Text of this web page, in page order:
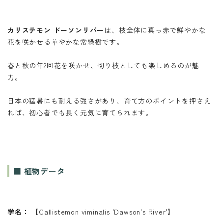
カリステモン ドーソンリバー は、枝全体に真っ赤で鮮やかな
花を咲かせる華やかな常緑樹です。
春と秋の年2回花を咲かせ、切り枝としても楽しめるのが魅
力。
日本の猛暑にも耐える強さがあり、育て方のポイントを押さえ
れば、初心者でも長く元気に育てられます。
■ 植物データ
学名： 【Callistemon viminalis 'Dawson's River'】